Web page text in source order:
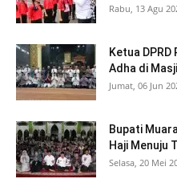
Rabu, 13 Agu
Ketua DPRD
Adha di
Jumat, 06 Jun
Bupati
Haji Menuju
Selasa, 20 Mei